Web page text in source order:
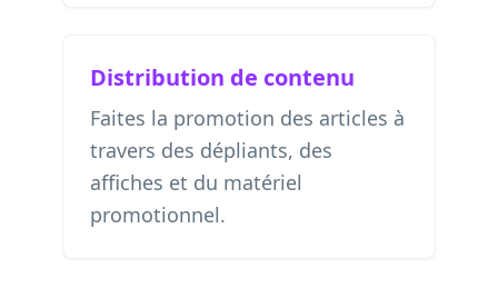
Distribution de contenu
Faites la promotion des articles à
travers des dépliants, des
affiches et du matériel
promotionnel.